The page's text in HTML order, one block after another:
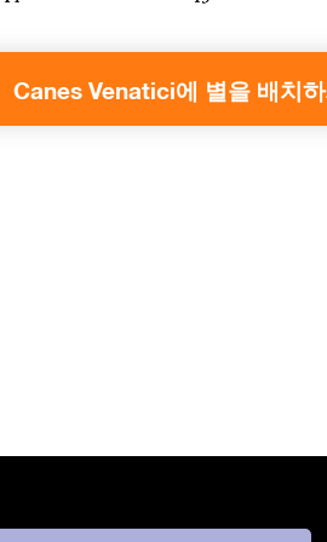
Canes Venatici에 별을 배치